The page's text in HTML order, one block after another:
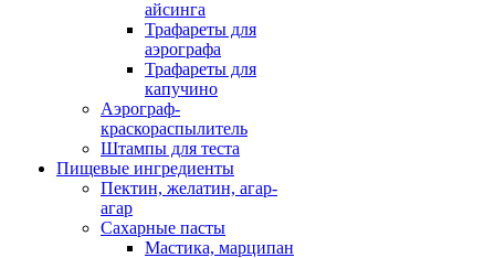
айсинга
Трафареты для
аэрографа
Трафареты для
капучино
Аэрограф-
краскораспылитель
Штампы для теста
Пищевые ингредиенты
Пектин, желатин, агар-
агар
Сахарные пасты
Мастика, марципан